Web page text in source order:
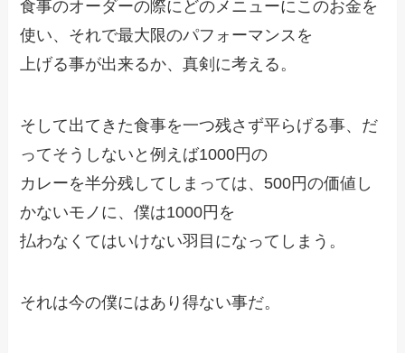
食事のオーダーの際にどのメニューにこのお金を
使い、それで最大限のパフォーマンスを
上げる事が出来るか、真剣に考える。
そして出てきた食事を一つ残さず平らげる事、だ
ってそうしないと例えば1000円の
カレーを半分残してしまっては、500円の価値し
かないモノに、僕は1000円を
払わなくてはいけない羽目になってしまう。
それは今の僕にはあり得ない事だ。